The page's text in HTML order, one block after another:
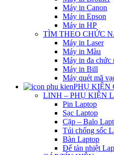
Máy in Canon
Máy in Epson
Máy in HP
TÌM THEO CHỨC
Máy in Laser
Máy in Màu
Máy in đa chức
Máy in Bill
Máy quét mã
PHỤ KIỆN
LINH – PHỤ KIỆN
Pin Laptop
Sạc Laptop
Cặp – Balo
Túi chống sốc
Bàn Laptop
Đế tản nhiệt